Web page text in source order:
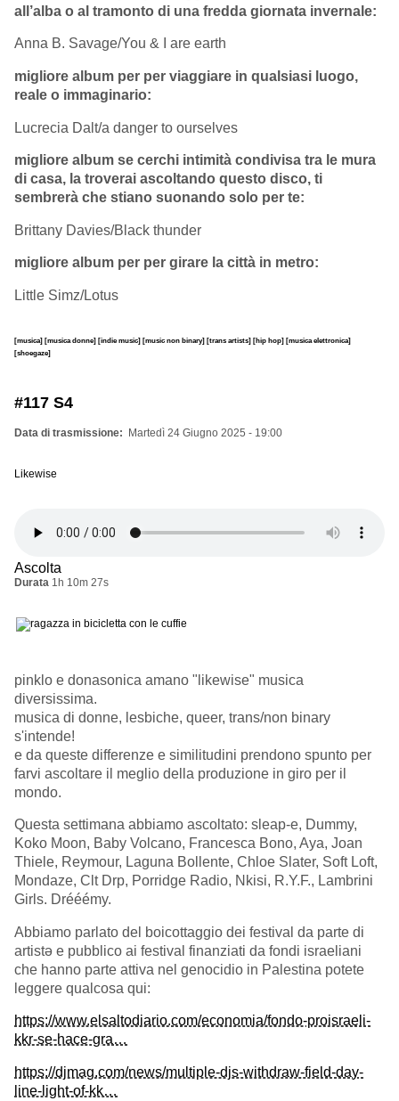
all’alba o al tramonto di una fredda giornata invernale:
Anna B. Savage/You & I are earth
migliore album per per viaggiare in qualsiasi luogo,
reale o immaginario:
Lucrecia Dalt/a danger to ourselves
migliore album se cerchi intimità condivisa tra le mura
di casa, la troverai ascoltando questo disco, ti
sembrerà che stiano suonando solo per te:
Brittany Davies/Black thunder
migliore album per per girare la città in metro:
Little Simz/Lotus
[musica] [musica donne] [indie music] [music non binary] [trans artists] [hip hop] [musica elettronica]
[shoegaze]
#117 S4
Data di trasmissione Martedì 24 Giugno 2025 - 19:00
Likewise
Ascolta
Durata 1h 10m 27s
pinklo e donasonica amano "likewise" musica
diversissima.
musica di donne, lesbiche, queer, trans/non binary
s'intende!
e da queste differenze e similitudini prendono spunto per
farvi ascoltare il meglio della produzione in giro per il
mondo.
Questa settimana abbiamo ascoltato: sleap-e, Dummy,
Koko Moon, Baby Volcano, Francesca Bono, Aya, Joan
Thiele, Reymour, Laguna Bollente, Chloe Slater, Soft Loft,
Mondaze, Clt Drp, Porridge Radio, Nkisi, R.Y.F., Lambrini
Girls. Drééémy.
Abbiamo parlato del boicottaggio dei festival da parte di
artistǝ e pubblico ai festival finanziati da fondi israeliani
che hanno parte attiva nel genocidio in Palestina potete
leggere qualcosa qui:
https://www.elsaltodiario.com/economia/fondo-proisraeli-
kkr-se-hace-gra…
https://djmag.com/news/multiple-djs-withdraw-field-day-
line-light-of-kk…